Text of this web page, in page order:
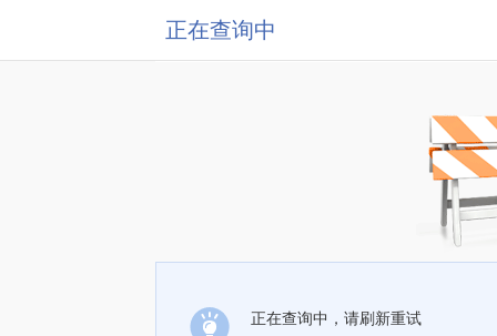
正在查询中
正在查询中，请刷新重试